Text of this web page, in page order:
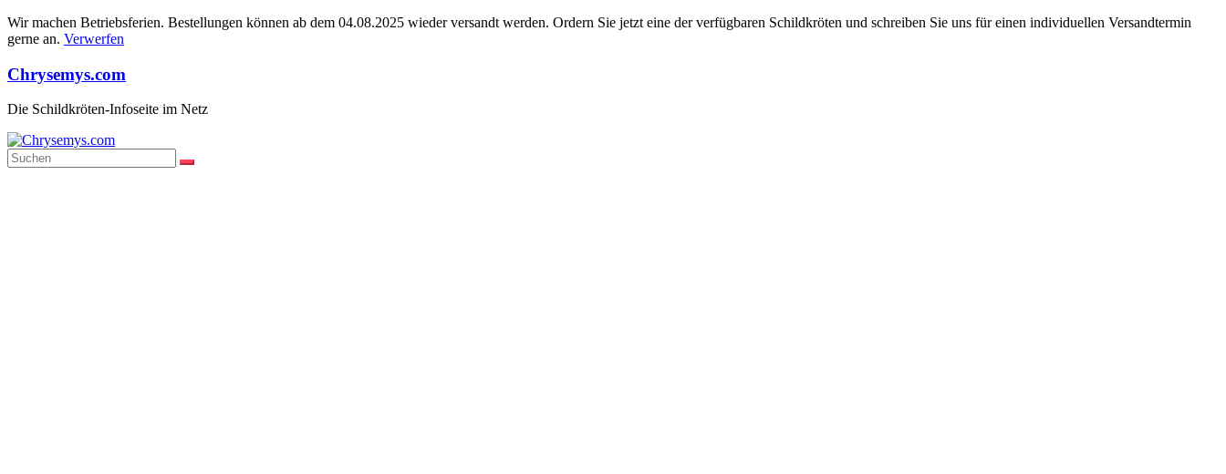
Wir machen Betriebsferien. Bestellungen können ab dem 04.08.2025 wieder versandt werden. Ordern Sie jetzt eine der verfügbaren Schildkröten und schreiben Sie uns für einen individuellen Versandtermin
gerne an. Verwerfen
Zum
Inhalt
springen
Chrysemys.com
Die Schildkröten-Infoseite im Netz